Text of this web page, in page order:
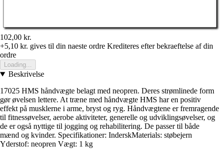
102,00 kr.
+5,10 kr. gives til din naeste ordre Krediteres efter bekraeftelse af din
ordre
Loading...
Beskrivelse
17025 HMS håndvægte belagt med neopren. Deres strømlinede form
gør øvelsen lettere. At træne med håndvægte HMS har en positiv
effekt på musklerne i arme, bryst og ryg. Håndvægtene er fremragende
til fitnessøvelser, aerobe aktiviteter, generelle og udviklingsøvelser, og
de er også nyttige til jogging og rehabilitering. De passer til både
mænd og kvinder. Specifikationer: InderskMaterials: støbejern
Yderstof: neopren Vægt: 1 kg